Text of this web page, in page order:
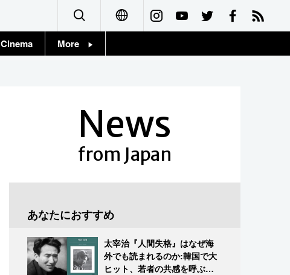
Français
Cinema More
News
from Japan
あなたにおすすめ
太宰治『人間失格』はなぜ海
外でも読まれるのか:韓国で大
ヒット、若者の共感を呼ぶ